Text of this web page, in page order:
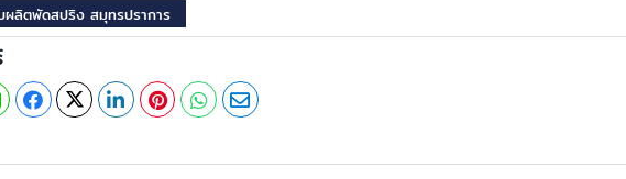
ผลิตพัดสปริง สมุทรปราการ